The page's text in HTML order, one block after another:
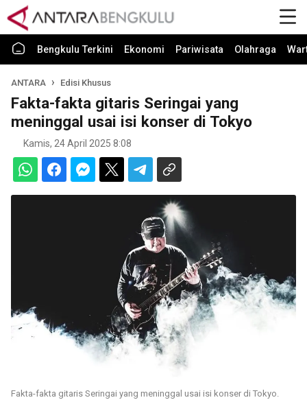
Bengkulu Terkini Ekonomi Pariwisata Olahraga
ANTARA Edisi Khusus
Fakta-fakta gitaris Seringai yang
meninggal usai isi konser di Tokyo
Kamis, 24 April 2025 8:08
Fakta-fakta gitaris Seringai yang meninggal usai isi konser di Tokyo.